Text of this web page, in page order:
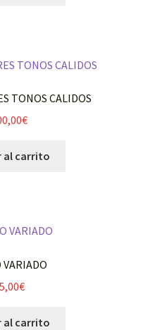
TONOS CALIDOS
€
al carrito
VARIADO
€
al carrito